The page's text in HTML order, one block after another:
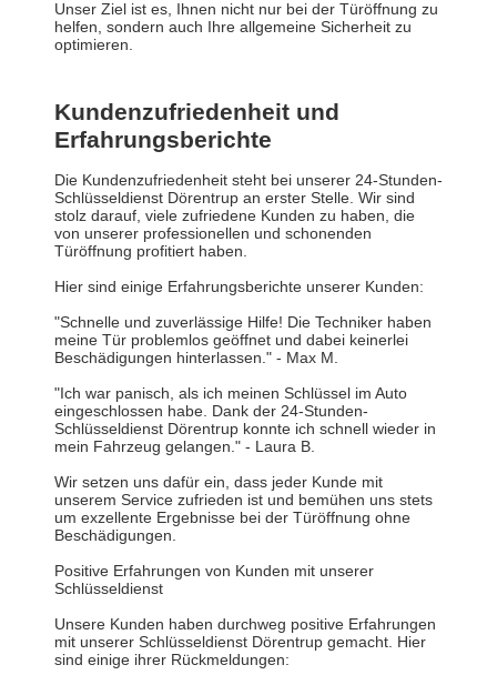
Unser Ziel ist es, Ihnen nicht nur bei der Türöffnung zu
helfen, sondern auch Ihre allgemeine Sicherheit zu
optimieren.
Kundenzufriedenheit und
Erfahrungsberichte
Die Kundenzufriedenheit steht bei unserer 24-Stunden-
Schlüsseldienst Dörentrup an erster Stelle. Wir sind
stolz darauf, viele zufriedene Kunden zu haben, die
von unserer professionellen und schonenden
Türöffnung profitiert haben.
Hier sind einige Erfahrungsberichte unserer Kunden:
"Schnelle und zuverlässige Hilfe! Die Techniker haben
meine Tür problemlos geöffnet und dabei keinerlei
Beschädigungen hinterlassen." - Max M.
"Ich war panisch, als ich meinen Schlüssel im Auto
eingeschlossen habe. Dank der 24-Stunden-
Schlüsseldienst Dörentrup konnte ich schnell wieder in
mein Fahrzeug gelangen." - Laura B.
Wir setzen uns dafür ein, dass jeder Kunde mit
unserem Service zufrieden ist und bemühen uns stets
um exzellente Ergebnisse bei der Türöffnung ohne
Beschädigungen.
Positive Erfahrungen von Kunden mit unserer
Schlüsseldienst
Unsere Kunden haben durchweg positive Erfahrungen
mit unserer Schlüsseldienst Dörentrup gemacht. Hier
sind einige ihrer Rückmeldungen: